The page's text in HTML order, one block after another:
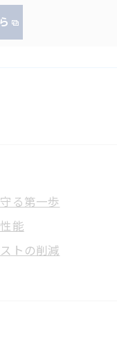
る第一歩
能
トの削減
調管理